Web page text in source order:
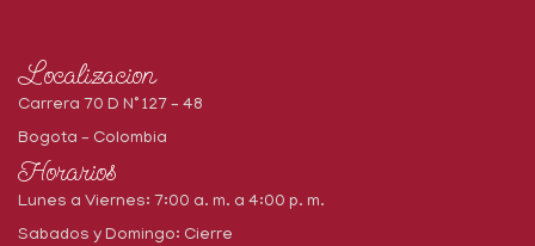
Localizacion
Carrera 70 D N° 127 – 48
Bogota – Colombia
Horarios
Lunes a Viernes: 7:00 a. m. a 4:00 p. m.
Sabados y Domingo: Cierre